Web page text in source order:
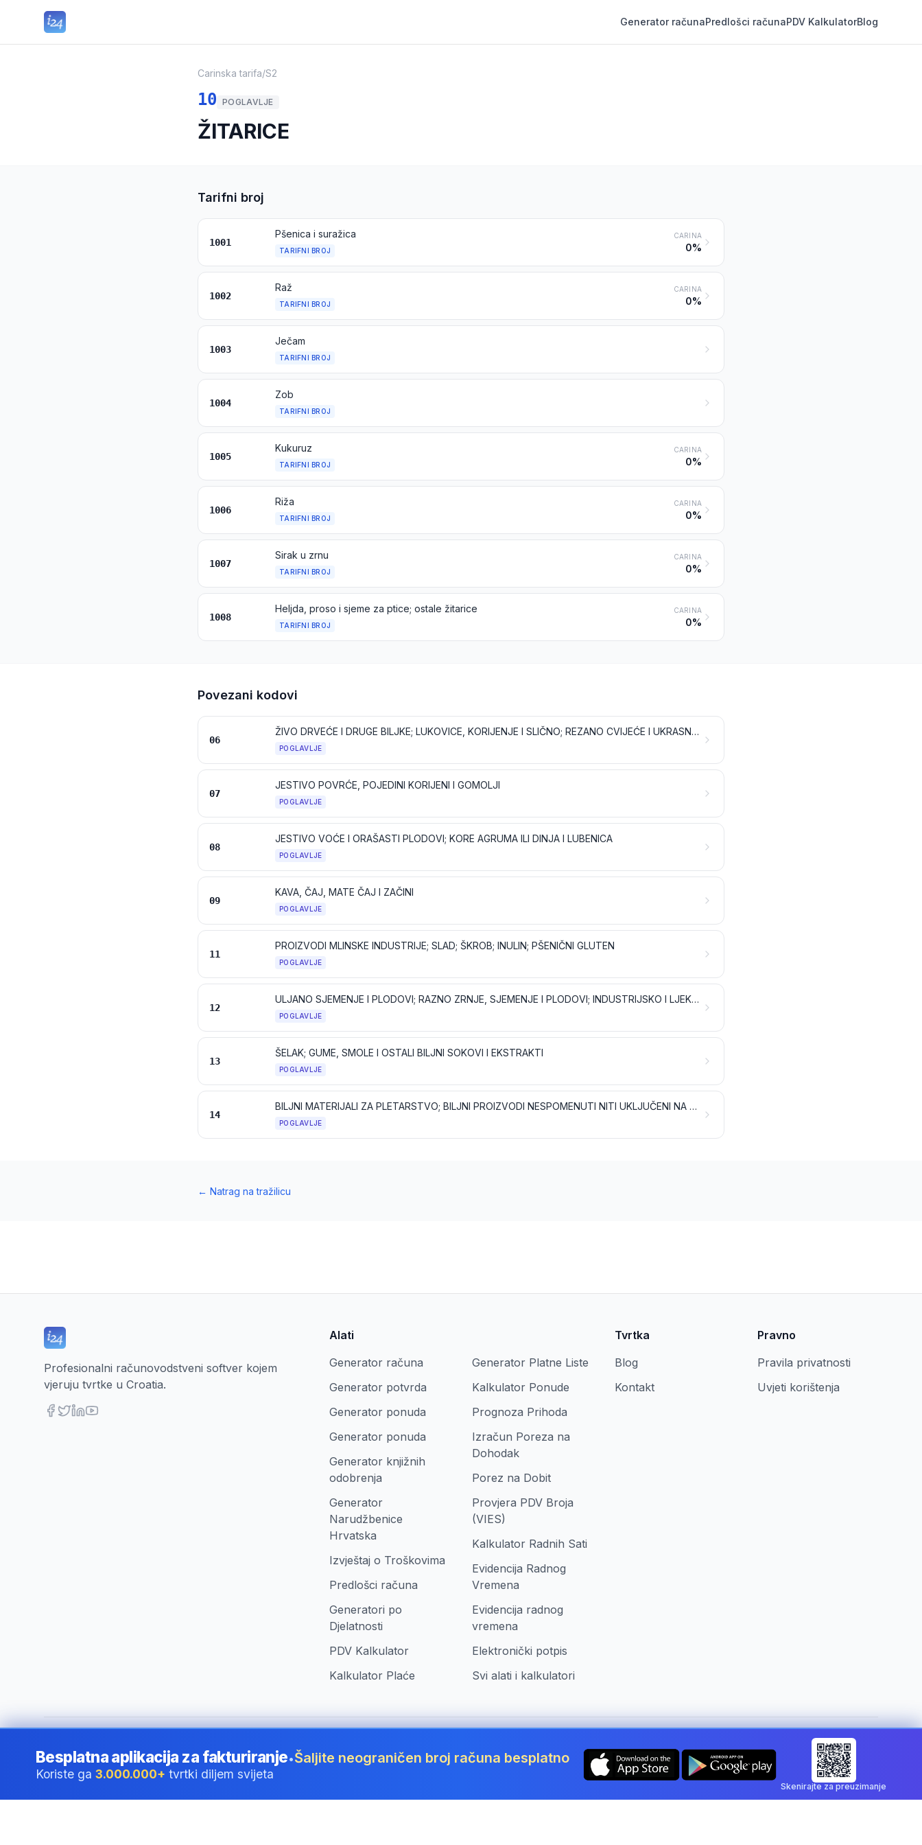
Generator računaPredlošci računaPDV KalkulatorBlog
Carinska tarifa/S2
10 POGLAVLJE
ŽITARICE
Tarifni broj
1001
Pšenica i suražica
TARIFNI BROJ
CARINA
0%
1002
Raž
TARIFNI BROJ
CARINA
0%
1003
Ječam
TARIFNI BROJ
1004
Zob
TARIFNI BROJ
1005
Kukuruz
TARIFNI BROJ
CARINA
0%
1006
Riža
TARIFNI BROJ
CARINA
0%
1007
Sirak u zrnu
TARIFNI BROJ
CARINA
0%
1008
Heljda, proso i sjeme za ptice; ostale žitarice
TARIFNI BROJ
CARINA
0%
Povezani kodovi
06
ŽIVO DRVEĆE I DRUGE BILJKE; LUKOVICE, KORIJENJE I SLIČNO; REZANO CVIJEĆE I UKRASNO LIŠĆE
POGLAVLJE
07
JESTIVO POVRĆE, POJEDINI KORIJENI I GOMOLJI
POGLAVLJE
08
JESTIVO VOĆE I ORAŠASTI PLODOVI; KORE AGRUMA ILI DINJA I LUBENICA
POGLAVLJE
09
KAVA, ČAJ, MATE ČAJ I ZAČINI
POGLAVLJE
11
PROIZVODI MLINSKE INDUSTRIJE; SLAD; ŠKROB; INULIN; PŠENIČNI GLUTEN
POGLAVLJE
12
ULJANO SJEMENJE I PLODOVI; RAZNO ZRNJE, SJEMENJE I PLODOVI; INDUSTRIJSKO I LJEKOVITO BILJE; SLAMA I STOČNA HRANA
POGLAVLJE
13
ŠELAK; GUME, SMOLE I OSTALI BILJNI SOKOVI I EKSTRAKTI
POGLAVLJE
14
BILJNI MATERIJALI ZA PLETARSTVO; BILJNI PROIZVODI NESPOMENUTI NITI UKLJUČENI NA DRUGOM MJESTU
POGLAVLJE
← Natrag na tražilicu
Profesionalni računovodstveni softver kojem
vjeruju tvrtke u Croatia.
Alati
Generator računa
Generator potvrda
Generator ponuda
Generator ponuda
Generator knjižnih
odobrenja
Generator
Narudžbenice
Hrvatska
Izvještaj o Troškovima
Predlošci računa
Generatori po
Djelatnosti
PDV Kalkulator
Kalkulator Plaće
Generator Platne Liste
Kalkulator Ponude
Prognoza Prihoda
Izračun Poreza na
Dohodak
Porez na Dobit
Provjera PDV Broja
(VIES)
Kalkulator Radnih Sati
Evidencija Radnog
Vremena
Evidencija radnog
vremena
Elektronički potpis
Svi alati i kalkulatori
Tvrtka
Blog
Kontakt
Pravno
Pravila privatnosti
Uvjeti korištenja
©2026i24 Limited. All rights reserved.•Za tvrtke u Croatia Promijeni državu: Croatia
Besplatna aplikacija za fakturiranje•Šaljite neograničen broj računa besplatno
Koriste ga 3.000.000+ tvrtki diljem svijeta
Skenirajte za preuzimanje